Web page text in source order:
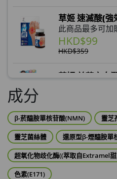
草姬 速滅酸(強
此商品最多可加
HKD$99
HKD$359
草姬 益菌之白
草姬 調經緊緻
此商品最多可加
HKD$169
HKD$369
成分
β-菸醯胺單核苷酸(NMN) 靈芝
靈芝菌絲體 還原型β-煙醯胺單
超氧化物歧化酶((萃取自Extramel
色素(E171)